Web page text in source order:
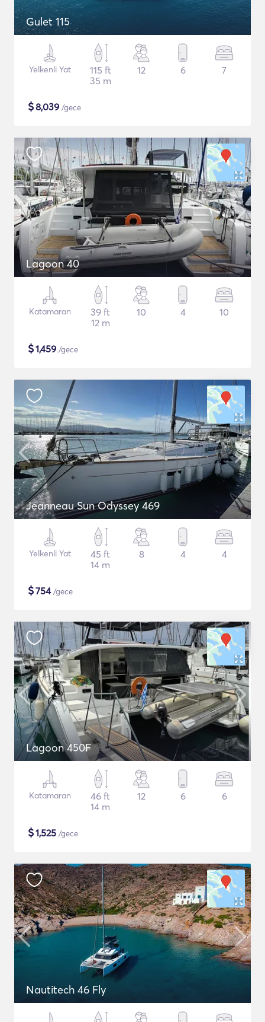
Gulet 115
Yelkenli Yat
115 ft
35 m
12 6 7
$8,039 /gece
Lagoon 40
Katamaran
39 ft
12 m
10 4 10
$1,459 /gece
Jeanneau Sun Odyssey 469
Yelkenli Yat
45 ft
14 m
8 4 4
$754/gece
Lagoon 450F
Katamaran
46 ft
14 m
12 6 6
$1,525 /gece
Nautitech 46 Fly